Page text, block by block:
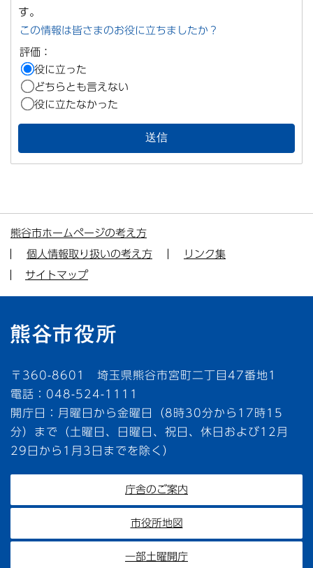
す。
この情報は皆さまのお役に立ちましたか？
評価：
役に立った
どちらとも言えない
役に立たなかった
熊谷市ホームページの考え方
個人情報取り扱いの考え方
リンク集
サイトマップ
〒360-8601 埼玉県熊谷市宮町二丁目47番地1
電話：048-524-1111
開庁日：月曜日から金曜日（8時30分から17時15
分）まで（土曜日、日曜日、祝日、休日および12月
29日から1月3日までを除く）
庁舎のご案内
市役所地図
一部土曜開庁